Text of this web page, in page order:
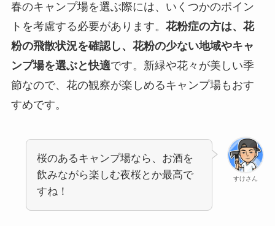
春のキャンプ場を選ぶ際には、いくつかのポイン
トを考慮する必要があります。 花粉症の方は、花
粉の飛散状況を確認し、花粉の少ない地域やキャ
ンプ場を選ぶと快適です。新緑や花々が美しい季
節なので、花の観察が楽しめるキャンプ場もおす
すめです。
すけさん
桜のあるキャンプ場なら、お酒を
飲みながら楽しむ夜桜とか最高で
すね！